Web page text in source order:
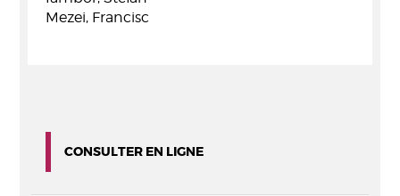
Mezei, Francisc
CONSULTER EN LIGNE